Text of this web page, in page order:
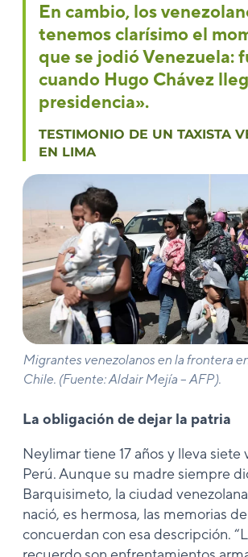
En cambio, los
tenemos clarísimo el
que se jodió Venezuela:
cuando Hugo Chávez
presidencia».
TESTIMONIO DE UN TAXISTA
EN LIMA
Migrantes venezolanos en la frontera
Chile. (Fuente: Aldair Mejía – AFP).
La obligación de dejar la patria
Neylimar tiene 17 años y lleva siete
Perú. Aunque su madre siempre
Barquisimeto, la ciudad
nació, es hermosa, las memorias
concuerdan con esa descripción.